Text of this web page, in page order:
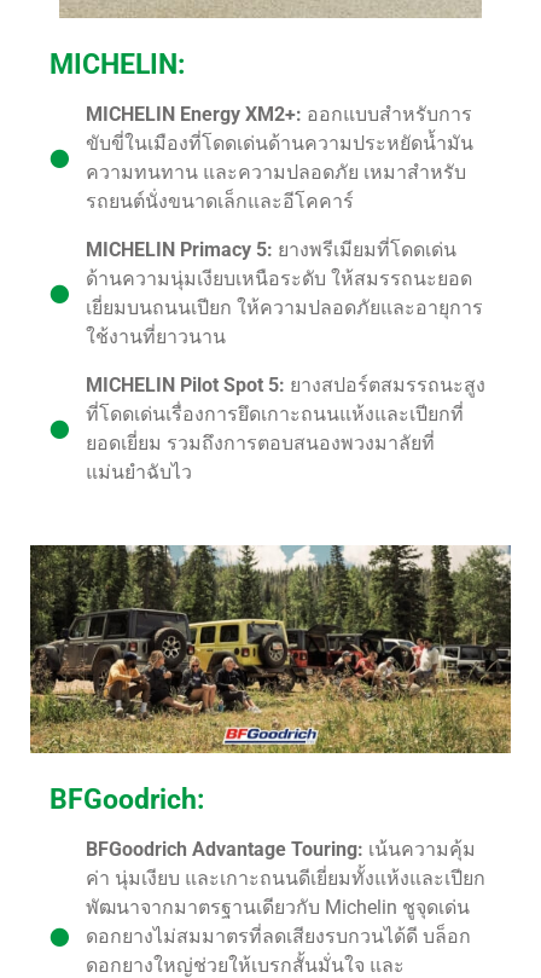
MICHELIN:
MICHELIN Energy XM2+: ออกแบบสำหรับการ
ขับขี่ในเมืองที่โดดเด่นด้านความประหยัดน้ำมัน
ความทนทาน และความปลอดภัย เหมาสำหรับ
รถยนต์นั่งขนาดเล็กและอีโคคาร์
MICHELIN Primacy 5: ยางพรีเมียมที่โดดเด่น
ด้านความนุ่มเงียบเหนือระดับ ให้สมรรถนะยอด
เยี่ยมบนถนนเปียก ให้ความปลอดภัยและอายุการ
ใช้งานที่ยาวนาน
MICHELIN Pilot Spot 5: ยางสปอร์ตสมรรถนะสูง
ที่โดดเด่นเรื่องการยึดเกาะถนนแห้งและเปียกที่
ยอดเยี่ยม รวมถึงการตอบสนองพวงมาลัยที่
แม่นยำฉับไว
BFGoodrich:
BFGoodrich Advantage Touring: เน้นความคุ้ม
ค่า นุ่มเงียบ และเกาะถนนดีเยี่ยมทั้งแห้งและเปียก
พัฒนาจากมาตรฐานเดียวกับ Michelin ชูจุดเด่น
ดอกยางไม่สมมาตรที่ลดเสียงรบกวนได้ดี บล็อก
ดอกยางใหญ่ช่วยให้เบรกสั้นมั่นใจ และ